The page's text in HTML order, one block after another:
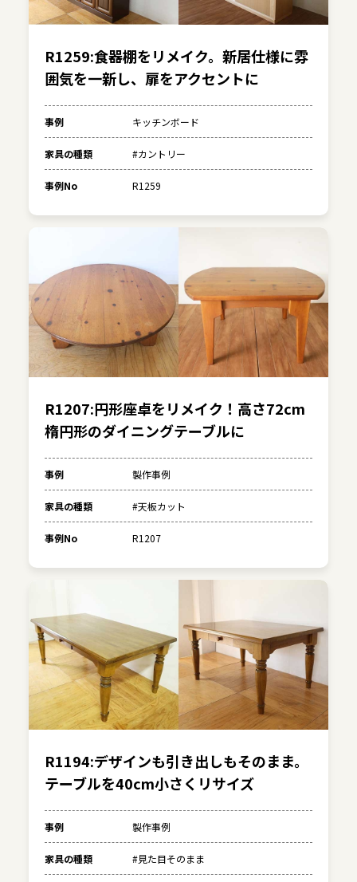
R1259:食器棚をリメイク。新居仕様に雰
囲気を一新し、扉をアクセントに
事例 キッチンボード
家具の種類 #カントリー
事例No R1259
R1207:円形座卓をリメイク！高さ72cm
楕円形のダイニングテーブルに
事例 製作事例
家具の種類 #天板カット
事例No R1207
R1194:デザインも引き出しもそのまま。
テーブルを40cm小さくリサイズ
事例 製作事例
家具の種類 #見た目そのまま